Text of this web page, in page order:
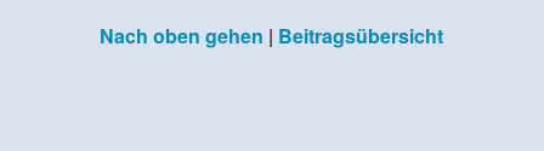
Nach oben gehen | Beitragsübersicht